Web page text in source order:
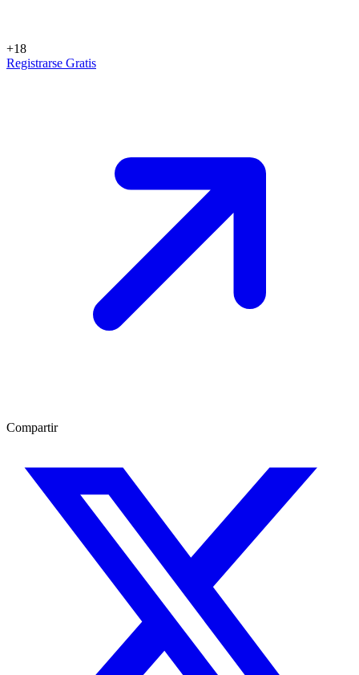
+18
Registrarse Gratis
Compartir